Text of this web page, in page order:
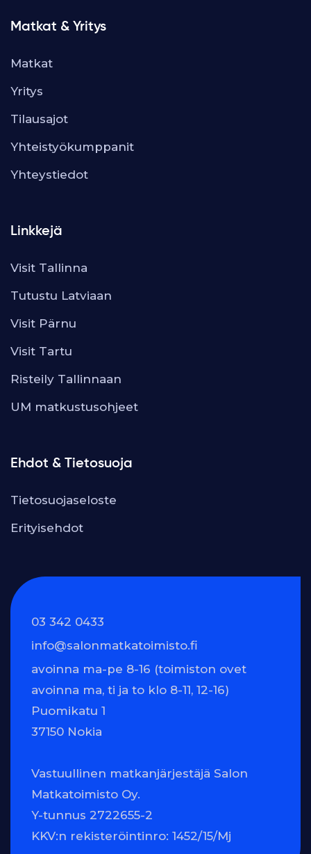
Matkat & Yritys
Matkat
Yritys
Tilausajot
Yhteistyökumppanit
Yhteystiedot
Linkkejä
Visit Tallinna
Tutustu Latviaan
Visit Pärnu
Visit Tartu
Risteily Tallinnaan
UM matkustusohjeet
Ehdot & Tietosuoja
Tietosuojaseloste
Erityisehdot
03 342 0433
info@salonmatkatoimisto.fi
avoinna ma-pe 8-16 (toimiston ovet
avoinna ma, ti ja to klo 8-11, 12-16)
Puomikatu 1
37150 Nokia
Vastuullinen matkanjärjestäjä Salon
Matkatoimisto Oy.
Y-tunnus 2722655-2
KKV:n rekisteröintinro: 1452/15/Mj